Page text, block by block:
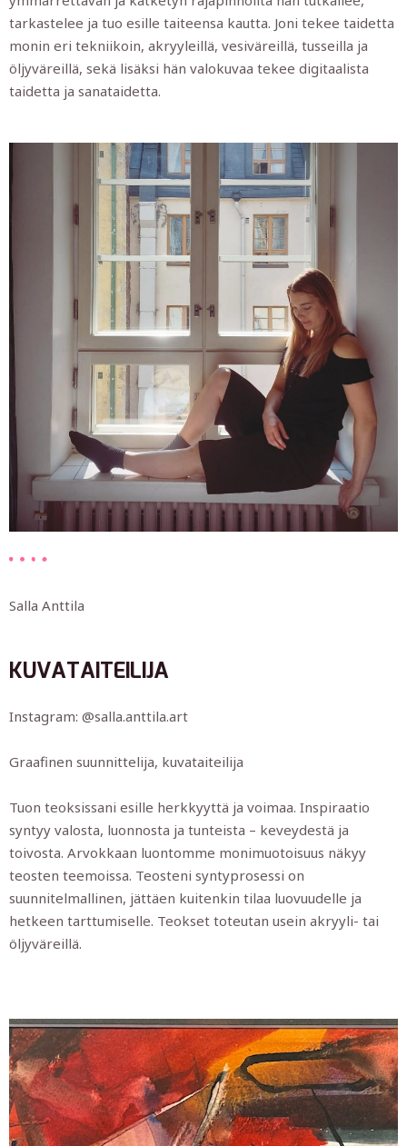
tarkastelee ja tuo esille taiteensa kautta. Joni tekee taidetta
monin eri tekniikoin, akryyleillä, vesiväreillä, tusseilla ja
öljyväreillä, sekä lisäksi hän valokuvaa tekee digitaalista
taidetta ja sanataidetta.
Salla Anttila
KUVATAITEILIJA
Instagram: @salla.anttila.art
Graafinen suunnittelija, kuvataiteilija
Tuon teoksissani esille herkkyyttä ja voimaa. Inspiraatio
syntyy valosta, luonnosta ja tunteista – keveydestä ja
toivosta. Arvokkaan luontomme monimuotoisuus näkyy
teosten teemoissa. Teosteni syntyprosessi on
suunnitelmallinen, jättäen kuitenkin tilaa luovuudelle ja
hetkeen tarttumiselle. Teokset toteutan usein akryyli- tai
öljyväreillä.